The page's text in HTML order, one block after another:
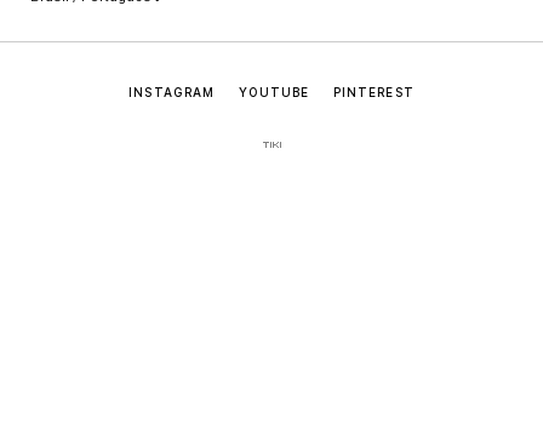
INSTAGRAM YOUTUBE PINTEREST